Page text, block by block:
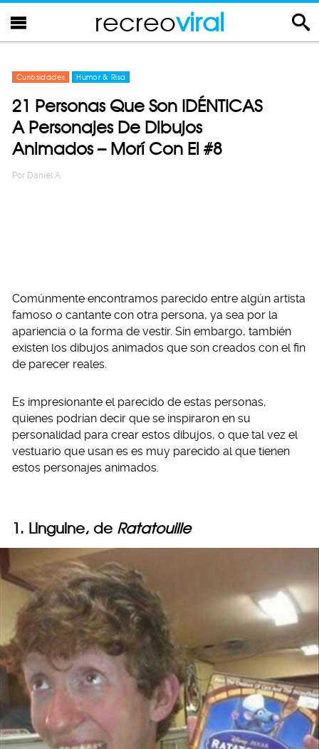
recreoviral
Curiosidades Humor & Risa
21 Personas Que Son IDÉNTICAS
A Personajes De Dibujos
Animados – Morí Con El #8
Por Daniel A.
Comúnmente encontramos parecido entre algún artista
famoso o cantante con otra persona, ya sea por la
apariencia o la forma de vestir. Sin embargo, también
existen los dibujos animados que son creados con el fin
de parecer reales.
Es impresionante el parecido de estas personas,
quienes podrían decir que se inspiraron en su
personalidad para crear estos dibujos, o que tal vez el
vestuario que usan es es muy parecido al que tienen
estos personajes animados.
1. Linguine, de Ratatouille